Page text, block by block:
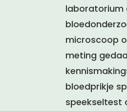
laboratorium
microscoop
meting
bloedprikje
speekseltest